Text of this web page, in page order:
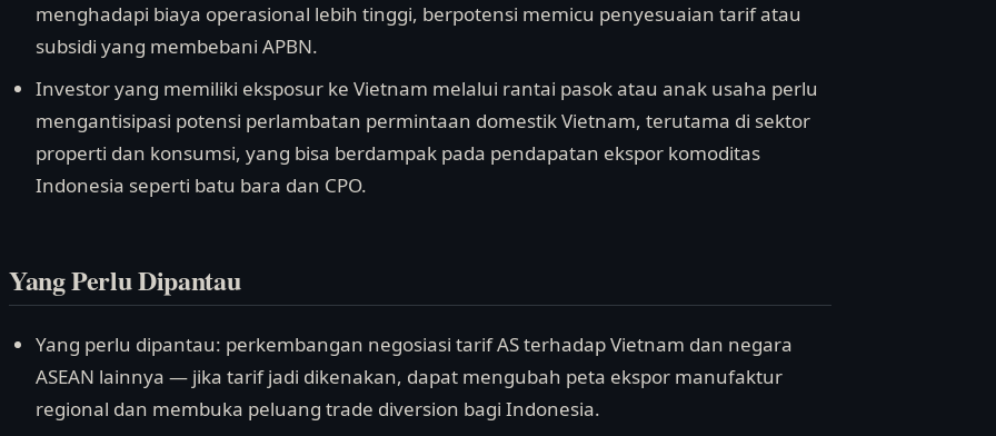
menghadapi biaya operasional lebih tinggi, berpotensi memicu penyesuaian tarif atau
subsidi yang membebani APBN.
Investor yang memiliki eksposur ke Vietnam melalui rantai pasok atau anak usaha perlu
mengantisipasi potensi perlambatan permintaan domestik Vietnam, terutama di sektor
properti dan konsumsi, yang bisa berdampak pada pendapatan ekspor komoditas
Indonesia seperti batu bara dan CPO.
Yang Perlu Dipantau
Yang perlu dipantau: perkembangan negosiasi tarif AS terhadap Vietnam dan negara
ASEAN lainnya — jika tarif jadi dikenakan, dapat mengubah peta ekspor manufaktur
regional dan membuka peluang trade diversion bagi Indonesia.